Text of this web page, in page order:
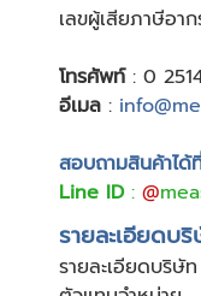
เลขผู้เสียภาษีอ
โทรศัพท์: 0
อีเมล :
สอบถามสินค้าได้
Line ID: @
รายละเอียดบ
รายละเอียดบริษัท